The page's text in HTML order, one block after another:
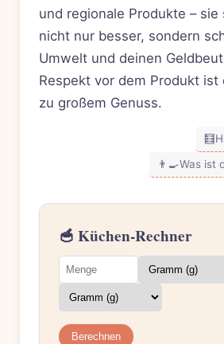
und regionale Produkte – sie
nicht nur besser, sondern
Umwelt und deinen
Respekt vor dem Produkt ist
zu großem Genuss.
🧮
👨‍🍳Was ist
🥣 Küchen-Rechner
Berechnen